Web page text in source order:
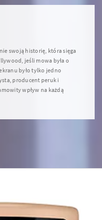
swoją historię, która sięga
jeśli mowa była o
było tylko jedno
producent peruk i
wpływ na każdą